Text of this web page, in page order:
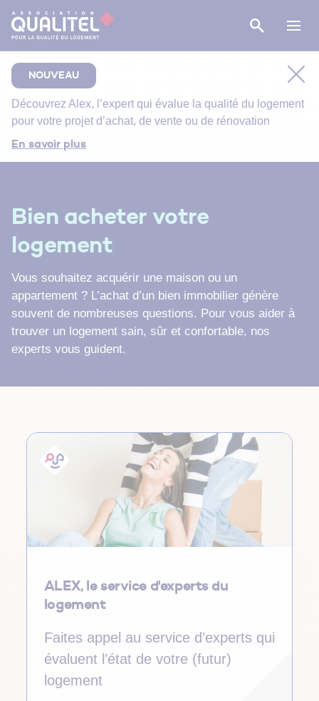
Comment bien suivre le chantier de rénovation de
votre salle de bain ?
retrouver ?
NOUVEAU
Découvrez Alex, l’expert qui évalue la qualité du logement
pour votre projet d’achat, de vente ou de rénovation
En savoir plus
Bien acheter votre
logement
Vous souhaitez acquérir une maison ou un
appartement ? L’achat d’un bien immobilier génère
souvent de nombreuses questions. Pour vous aider à
trouver un logement sain, sûr et confortable, nos
experts vous guident.
ALEX, le service d'experts du
logement
Faites appel au service d’experts qui
évaluent l’état de votre (futur)
logement